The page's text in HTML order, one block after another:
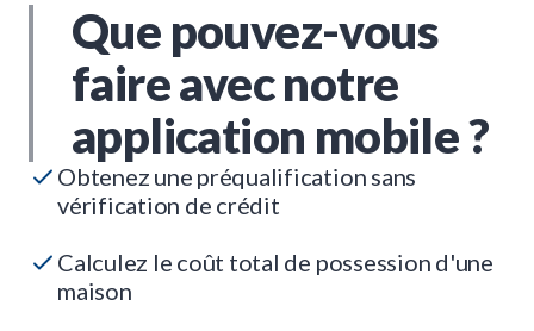
Que pouvez-vous
faire avec notre
application mobile ?
Obtenez une préqualification sans
vérification de crédit
Calculez le coût total de possession d'une
maison